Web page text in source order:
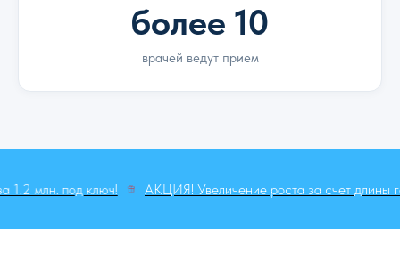
более 10
врачей ведут прием
под ключ! АКЦИЯ! Увеличение роста за счет длины голени